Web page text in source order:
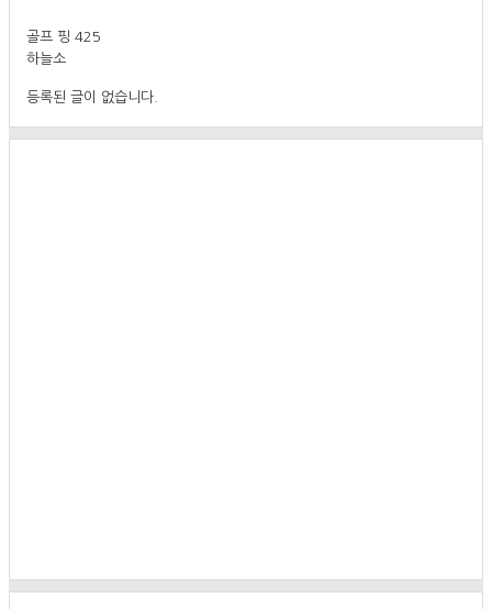
골프 핑 425
하늘소
등록된 글이 없습니다.